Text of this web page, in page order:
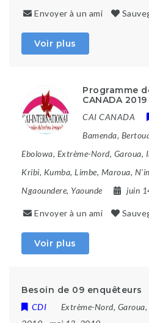
Envoyer à un ami
Voir plus
Programme
CANADA 2019
CAI CANADA
Bamenda,
Ebolowa, Extrème-Nord, Garoua,
Kribi, Kumba, Limbe, Maroua,
Ngaoundere, Yaounde juin
Envoyer à un ami
Voir plus
Besoin de 09 enquêteurs
CDI Extrème-Nord, Garoua,